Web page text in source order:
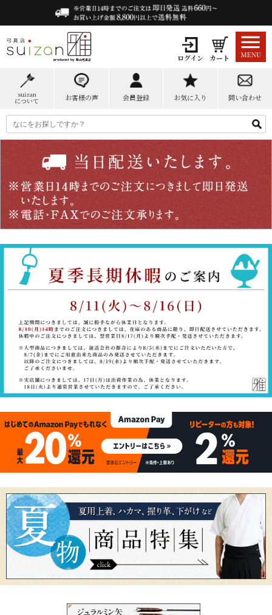
ログイン カート
suizan
について お客様の声 会員登録 お気に入り 問い合わせ